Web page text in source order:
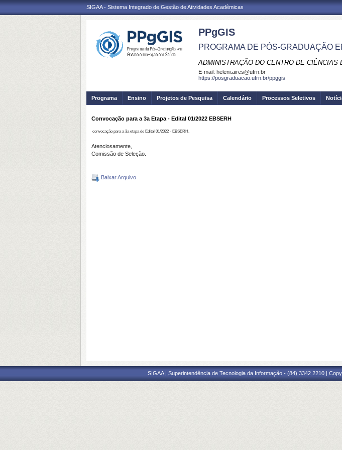
SIGAA - Sistema Integrado de Gestão de Atividades Acadêmicas
PPgGIS
PROGRAMA DE PÓS-GRADUAÇÃO
ADMINISTRAÇÃO DO CENTRO DE CIÊNCIAS
E-mail: heleni.aires@ufrn.br
https://posgraduacao.ufrn.br/ppggis
Programa Ensino Projetos de Pesquisa Calendário Processos Seletivos
Convocação para a 3a Etapa - Edital 01/2022 EBSERH
convocação para a 3a etapa do Edital 01/2022 - EBSERH.
Atenciosamente,
Comissão de Seleção.
Baixar Arquivo
SIGAA | Superintendência de Tecnologia da Informação - (84) 3342 2210 |